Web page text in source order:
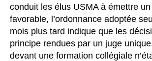
conduit les élus USMA à émettre
favorable, l’ordonnance adoptée
mois plus tard indique que les
principe rendues par un juge
devant une formation collégiale